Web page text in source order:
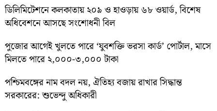
ডিলিমিটেশনে কলকাতায় ২০৯ ও হাওড়ায় ৬৮ ওয়ার্ড, বিশেষ
অধিবেশনে আসছে সংশোধনী বিল
পুজোর আগেই খুলতে পারে ‘যুবশক্তি ভরসা কার্ড’ পোর্টাল, মাসে
মিলতে পারে ২,০০০-৩,০০০ টাকা
পশ্চিমবঙ্গের নাম বদল নয়, ঐতিহ্য বজায় রাখার সিদ্ধান্ত
সরকারের: শুভেন্দু অধিকারী